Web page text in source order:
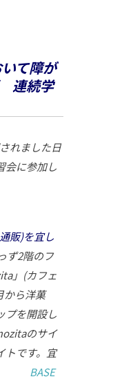
て障が
連続学
れました日
会に参加し
販)を宜し
ず2階のフ
」(カフェ
から洋菓
プを開設し
のサイ
トです。宜
BASE